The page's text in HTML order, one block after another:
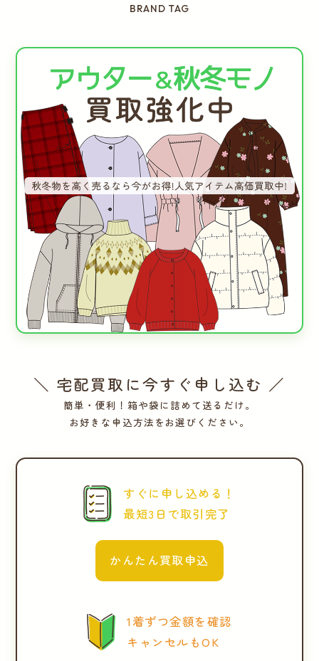
BRAND TAG
＼ 宅配買取に今すぐ申し込む ／
簡単・便利！箱や袋に詰めて送るだけ。
お好きな申込方法をお選びください。
すぐに申し込める！
最短3日で取引完了
かんたん買取申込
1着ずつ金額を確認
キャンセルもOK